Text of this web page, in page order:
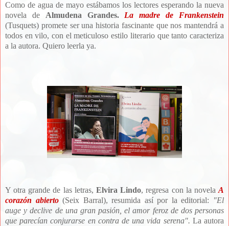
Como de agua de mayo estábamos los lectores esperando la nueva
novela de Almudena Grandes.
La madre de Frankenstein
(Tusquets) promete ser una historia fascinante que nos mantendrá a
todos en vilo, con el meticuloso estilo literario que tanto caracteriza
a la autora. Quiero leerla ya.
Y otra grande de las letras, Elvira Lindo, regresa con la novelaA
corazón abierto(Seix Barral), resumida así por la editorial:
"El
auge y declive de una gran pasión, el amor feroz de dos personas
que parecían conjurarse en contra de una vida serena". La autora